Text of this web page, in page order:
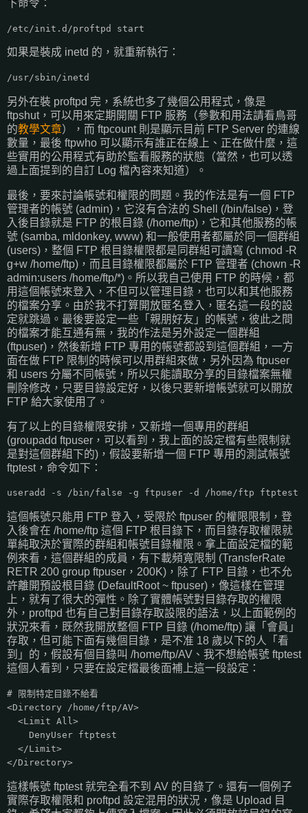
下命令：
/etc/init.d/proftpd start
如果是裝成 inetd 的，就重新執行：
/usr/sbin/inetd
另外在裝 proftpd 完，系統也多了幾個公用程式，像是
ftpshut，可以用來定期開關 FTP 服務（參數和用法請看鳥哥
的教學文章），而 ftpcount 則是顯示目前 FTP Server 的連線
數量，最後 ftpwho 可以顯示有誰正在線上、正在做什麼，這
些實用的公用程式有助於監看服務的狀態（當然，也可以透
過上面提到的自訂 Log 檔內容來知道）。
最後，要來討論帳號和權限的問題。我的作法是有一個 FTP
管理者的帳號 (admin)，它沒有合法的 Shell (/bin/false)，登
入後目錄就是 FTP 的根目錄 (/home/ftp)，它和其他服務的帳
號 (samba, mldonkey, www) 和一般使用者都屬於同一個群組
(users)，整個 FTP 根目錄權限都是同群組可讀寫 (chmod -R
g+w /home/ftp)，而且目錄權限都屬於 FTP 管理者 (chown -R
admin:users /home/ftp/*)。所以我自己使用 FTP 的時候，都
用這個帳號來登入，不但可以管理目錄，也可以和其他服務
的檔案分享。由於我不打算開放匿名登入，匿名這一段的設
定就跳過。最後要設定一些「親朋好友」的帳號，彼此之間
的檔案才能互通有無，我的作法是另外設定一個群組
(ftpuser)，然後新增 FTP 專用的帳號都設到這個群組，一方
面在做 FTP 限制的時候可以用群組來做，另外因為 ftpuser
和 users 分屬不同帳號，所以只能讀取分享的目錄檔案無權
刪除修改，只要目錄設定好，以後只要新增帳號就可以開放
FTP 給大家使用了。
有了以上的目錄權限安排，又新增一個專用的群組
(groupadd ftpuser，可以看到，我上面的設定檔有些限制就
是對這個群組下的)，假設要新增一個 FTP 專用的測試帳號
ftptest，命令如下：
useradd -s /bin/false -g ftpuser -d /home/ftp ftptest
這個帳號只能用 FTP 登入，受限於 ftpuser 的權限限制，登
入後會在 /home/ftp 這個 FTP 根目錄下，而目錄存取權限就
單純取決於實際的群組和帳號目錄權限。拿上面設定檔的範
例來看，這個群組的成員，有下載頻寬限制 (TransferRate
RETR 200 group ftpuser，200K)，除了 FTP 目錄，也不允
許離開預設根目錄 (DefaultRoot ~ ftpuser)，像這樣在管理
上，就有了很大的彈性。除了實體帳號對目錄存取的權限
外，proftpd 也有自己對目錄存取設限的語法，以上面範例的
狀況來看，既然我開放整個 FTP 目錄 (/home/ftp) 讓「會員」
存取，但可能下面有幾個目錄，是不准 18 歲以下的人「看
到」的，假設有個目錄叫 /home/ftp/AV、我不想給帳號 ftptest
這個人看到，只要在設定檔最後面補上這一段設定：
# 限制特定目錄不給看
<Directory /home/ftp/AV>
<Limit All>
DenyUser ftptest
</Limit>
</Directory>
這樣帳號 ftptest 就完全看不到 AV 的目錄了。還有一個例子
實際存取權限和 proftpd 設定混用的狀況，像是 Upload 目